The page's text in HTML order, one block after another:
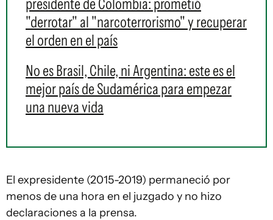
presidente de Colombia: prometió
"derrotar" al "narcoterrorismo" y recuperar
el orden en el país
No es Brasil, Chile, ni Argentina: este es el
mejor país de Sudamérica para empezar
una nueva vida
El expresidente (2015-2019) permaneció por
menos de una hora en el juzgado y no hizo
declaraciones a la prensa.